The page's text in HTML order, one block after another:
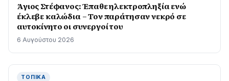
Άγιος Στέφανος: Έπαθε ηλεκτροπληξία ενώ
έκλεβε καλώδια – Τον παράτησαν νεκρό σε
αυτοκίνητο οι συνεργοί του
6 Αυγούστου 2026
ΤΟΠΙΚΆ